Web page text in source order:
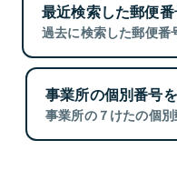
最近検索した郵便
過去に検索した郵便番
事業所の個別番号
事業所の７けたの個別